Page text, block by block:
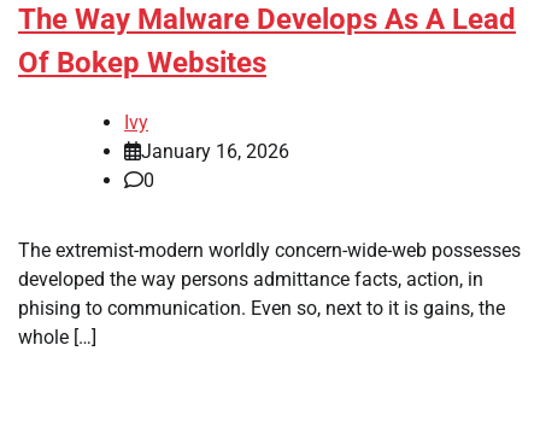
The Way Malware Develops As A Lead
Of Bokep Websites
Ivy
January 16, 2026
0
The extremist-modern worldly concern-wide-web possesses
developed the way persons admittance facts, action, in
phising to communication. Even so, next to it is gains, the
whole […]